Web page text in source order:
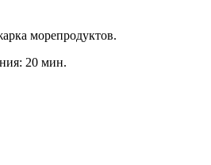
морепродуктов.
: 20 мин.